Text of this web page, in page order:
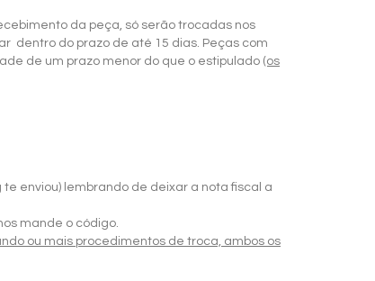
da peça, só serão trocadas nos
dentro do prazo de até 15 dias. Peças com
de um prazo menor do que o estipulado (os
enviou) lembrando de deixar a nota fiscal a
mande o código.
ou mais procedimentos de troca, ambos os